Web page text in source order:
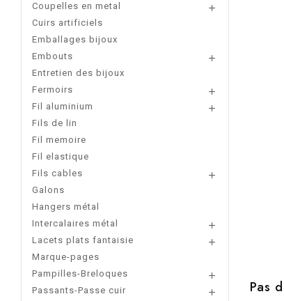
Coupelles en metal

Cuirs artificiels
Emballages bijoux
Embouts

Entretien des bijoux
Fermoirs

Fil aluminium

Fils de lin
Fil memoire
Fil elastique
Fils cables

Galons
Hangers métal
Intercalaires métal

Lacets plats fantaisie

Marque-pages
Pampilles-Breloques

Passants-Passe cuir

Pas